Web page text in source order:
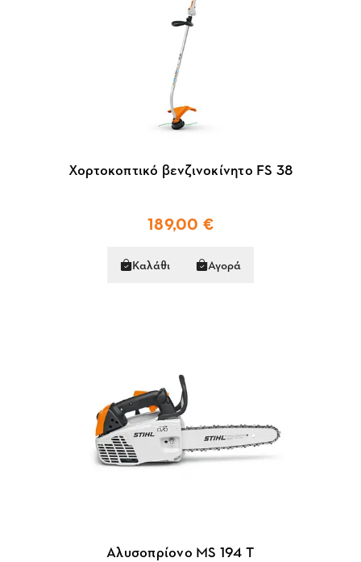
Χορτοκοπτικό βενζινοκίνητο FS 38
189,00 €
Καλάθι Αγορά
Αλυσοπρίονο MS 194 T